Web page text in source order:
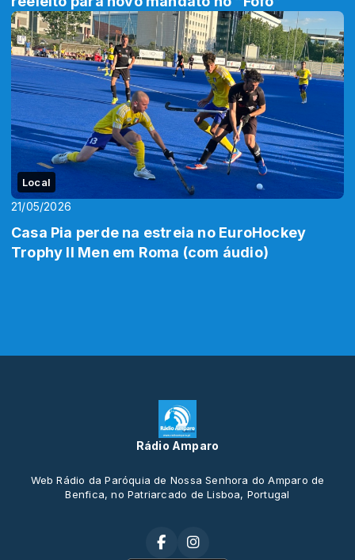
Local
21/05/2026
Casa Pia perde na estreia no EuroHockey
Trophy II Men em Roma (com áudio)
Rádio Amparo
Web Rádio da Paróquia de Nossa Senhora do Amparo de
Benfica, no Patriarcado de Lisboa, Portugal